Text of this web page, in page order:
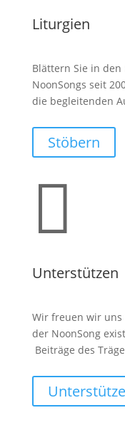
Liturgien
Blättern Sie in den
NoonSongs seit
die begleitenden
Stöbern

Unterstützen
Wir freuen wir
der NoonSong
Beiträge des